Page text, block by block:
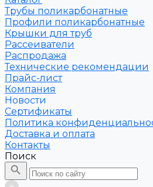
Трубы поликарбонатные
Профили поликарбонатные
Крышки для труб
Рассеиватели
Распродажа
Технические рекомендации
Прайс-лист
Компания
Новости
Сертификаты
Политика
Доставка и оплата
Контакты
Поиск